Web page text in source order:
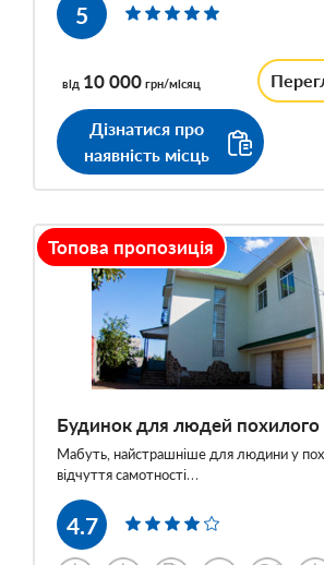
5
від 10 000 грн/місяц
Дізнатися про
наявність місць
Топова пропозиція
Будинок для людей похилого
Мабуть, найстрашніше для людини у
відчуття самотності…
4.7